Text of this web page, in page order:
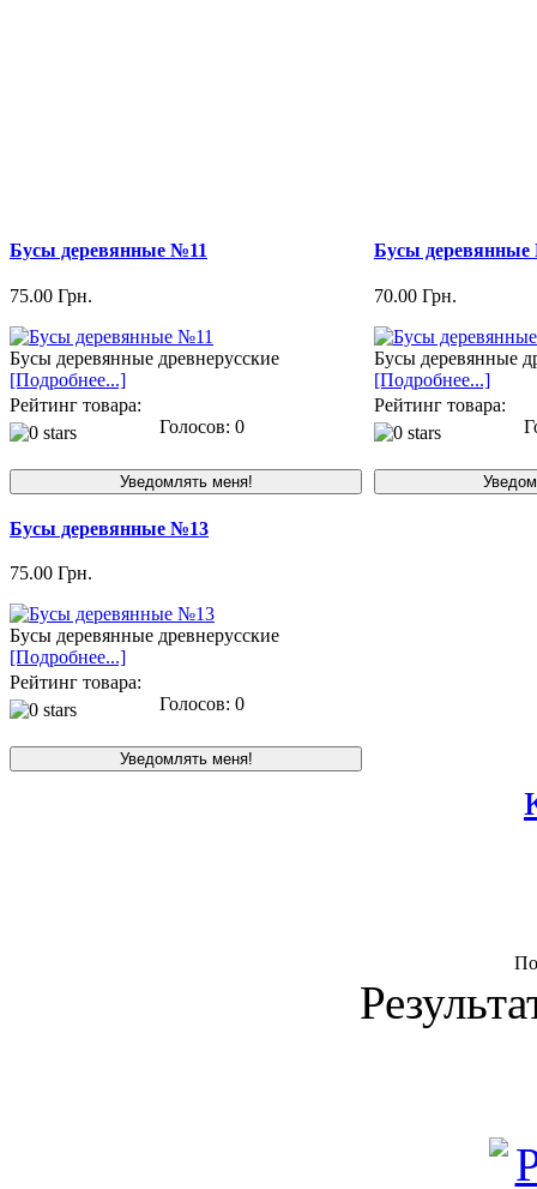
Бусы деревянные №11
75.00 Грн.
Бусы деревянные древнерусские
[Подробнее...]
Рейтинг товара:
Голосов: 0
Бусы
70.00 Грн.
Бусы деревянные
[Подробнее...]
Рейтинг товара:
Бусы деревянные №13
75.00 Грн.
Бусы деревянные древнерусские
[Подробнее...]
Рейтинг товара:
Голосов: 0